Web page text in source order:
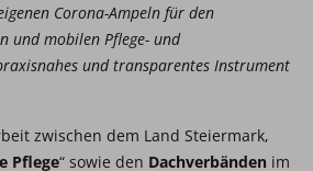
Corona-Ampeln für den
und mobilen Pflege- und
und transparentes Instrument
zwischen dem Land Steiermark,
Pflege“ sowie den Dachverbänden im